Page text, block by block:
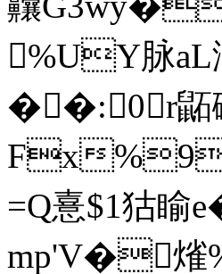
%UY脉aL
��:0▕r鼫
Fx%9
=Q憙$1狜
mp'V�熦